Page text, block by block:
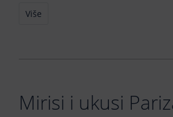
Više
Mirisi i ukusi